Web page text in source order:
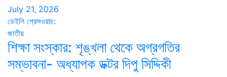
July 21, 2026
ডেইলি প্রেসওয়াচ:
জাতীয়
শিক্ষা সংস্কার: শৃঙ্খলা থেকে অগ্রগতির
সম্ভাবনা- অধ্যাপক ডক্টর দিপু সিদ্দিকী